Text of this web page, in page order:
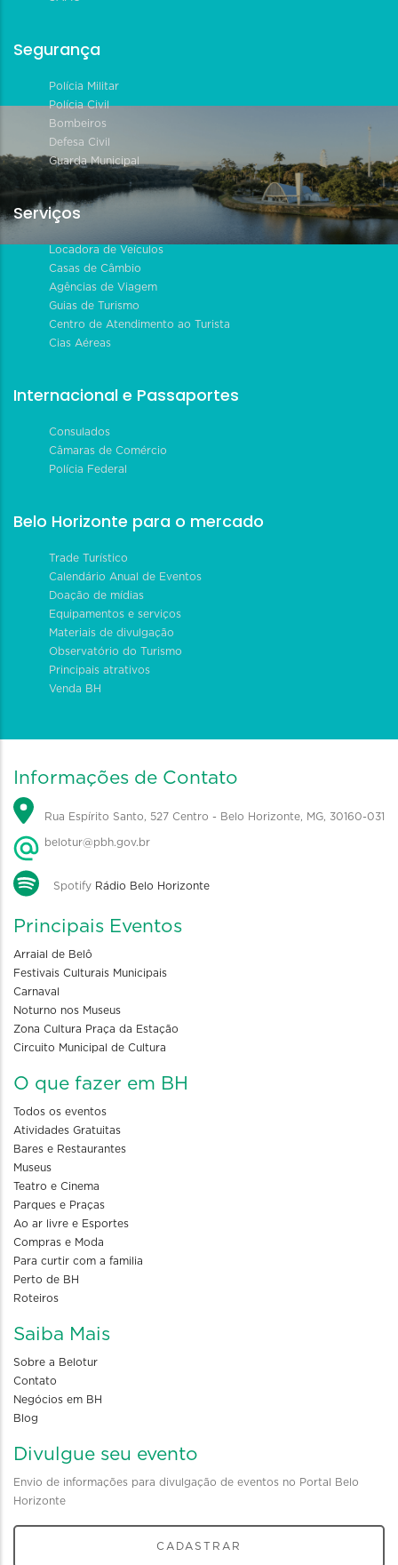
Segurança
Polícia Militar
Polícia Civil
Bombeiros
Defesa Civil
Guarda Municipal
Serviços
Locadora de Veículos
Casas de Câmbio
Agências de Viagem
Guias de Turismo
Centro de Atendimento ao Turista
Cias Aéreas
Internacional e Passaportes
Consulados
Câmaras de Comércio
Polícia Federal
Belo Horizonte para o mercado
Trade Turístico
Calendário Anual de Eventos
Doação de mídias
Equipamentos e serviços
Materiais de divulgação
Observatório do Turismo
Principais atrativos
Venda BH
Informações de Contato
Rua Espírito Santo, 527 Centro - Belo Horizonte, MG, 30160-031
belotur@pbh.gov.br
Spotify Rádio Belo Horizonte
Principais Eventos
Arraial de Belô
Festivais Culturais Municipais
Carnaval
Noturno nos Museus
Zona Cultura Praça da Estação
Circuito Municipal de Cultura
O que fazer em BH
Todos os eventos
Atividades Gratuitas
Bares e Restaurantes
Museus
Teatro e Cinema
Parques e Praças
Ao ar livre e Esportes
Compras e Moda
Para curtir com a familia
Perto de BH
Roteiros
Saiba Mais
Sobre a Belotur
Contato
Negócios em BH
Blog
Divulgue seu evento
Envio de informações para divulgação de eventos no Portal Belo
Horizonte
CADASTRAR